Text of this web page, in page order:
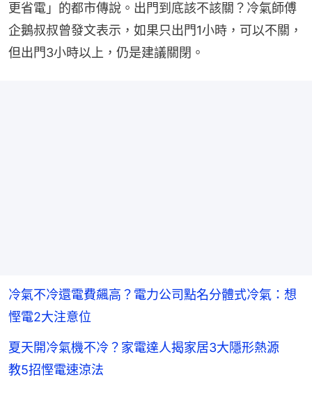
更省電」的都市傳說。出門到底該不該關？冷氣師傅
企鵝叔叔曾發文表示，如果只出門1小時，可以不關，
但出門3小時以上，仍是建議關閉。
冷氣不冷還電費飆高？電力公司點名分體式冷氣：想
慳電2大注意位
夏天開冷氣機不冷？家電達人揭家居3大隱形熱源
教5招慳電速涼法